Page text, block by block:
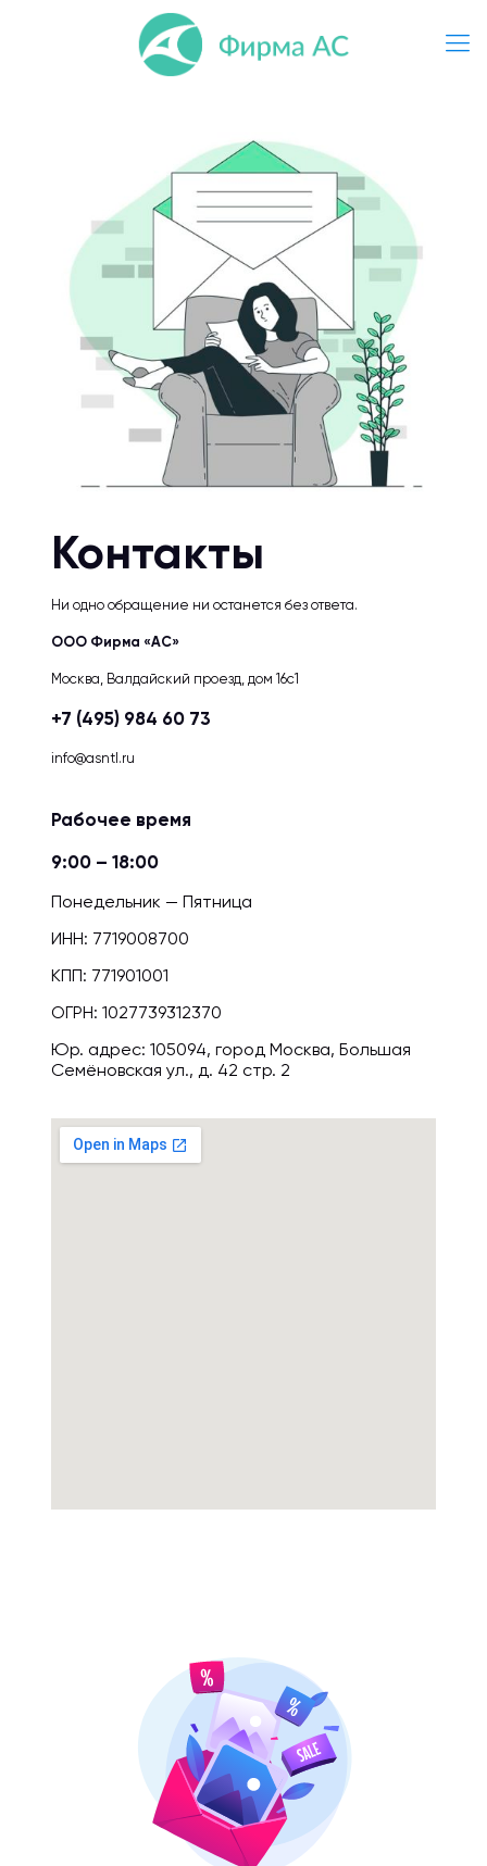
Контакты
Ни одно обращение ни останется без ответа.
ООО Фирма «АС»
Москва, Валдайский проезд, дом 16с1
+7 (495) 984 60 73
info@asntl.ru
Рабочее время
9:00 – 18:00
Понедельник — Пятница
ИНН: 7719008700
КПП: 771901001
ОГРН: 1027739312370
Юр. адрес: 105094, город Москва, Большая
Семёновская ул., д. 42 стр. 2